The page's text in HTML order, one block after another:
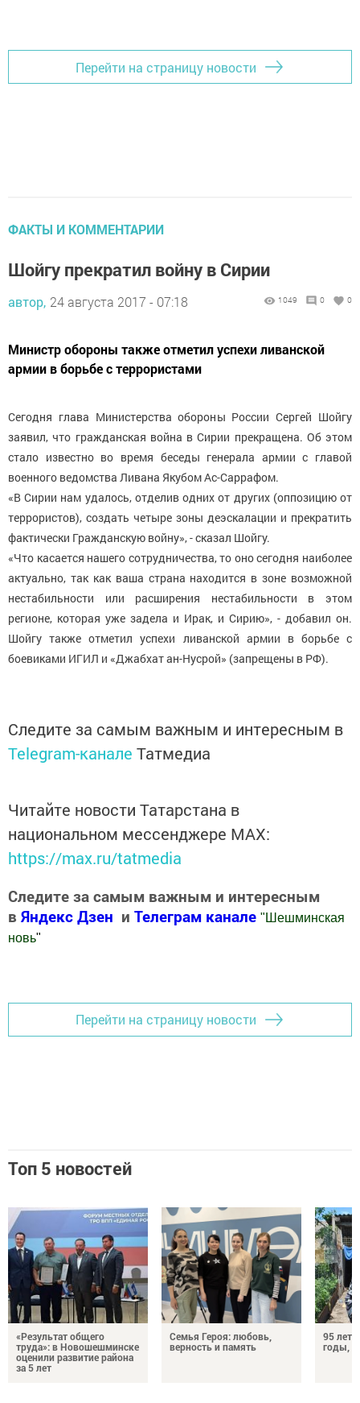
Перейти на страницу новости
ФАКТЫ И КОММЕНТАРИИ
Шойгу прекратил войну в Сирии
автор, 24 августа 2017 - 07:18 1049 0 0
Министр обороны также отметил успехи ливанской
армии в борьбе с террористами
Сегодня глава Министерства обороны России Сергей Шойгу
заявил, что гражданская война в Сирии прекращена. Об этом
стало известно во время беседы генерала армии с главой
военного ведомства Ливана Якубом Ас-Саррафом.
«В Сирии нам удалось, отделив одних от других (оппозицию от
террористов), создать четыре зоны деэскалации и прекратить
фактически Гражданскую войну», - сказал Шойгу.
«Что касается нашего сотрудничества, то оно сегодня наиболее
актуально, так как ваша страна находится в зоне возможной
нестабильности или расширения нестабильности в этом
регионе, которая уже задела и Ирак, и Сирию», - добавил он.
Шойгу также отметил успехи ливанской армии в борьбе с
боевиками ИГИЛ и «Джабхат ан-Нусрой» (запрещены в РФ).
Следите за самым важным и интересным в
Telegram-канале Татмедиа
Читайте новости Татарстана в
национальном мессенджере MАХ:
https://max.ru/tatmedia
Следите за самым важным и интересным
в Яндекс Дзен и Телеграм канале " Шешминская
новь"
Перейти на страницу новости
Топ 5 новостей
«Результат общего
труда»: в Новошешминске
оценили развитие района
за 5 лет
Семья Героя: любовь,
верность и память
95 лет
годы,